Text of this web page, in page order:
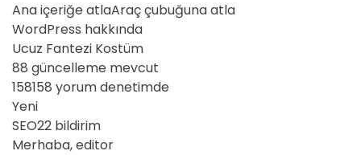
Ana içeriğe atlaAraç çubuğuna atla
WordPress hakkında
Ucuz Fantezi Kostüm
88 güncelleme mevcut
158158 yorum denetimde
Yeni
SEO22 bildirim
Merhaba, editor